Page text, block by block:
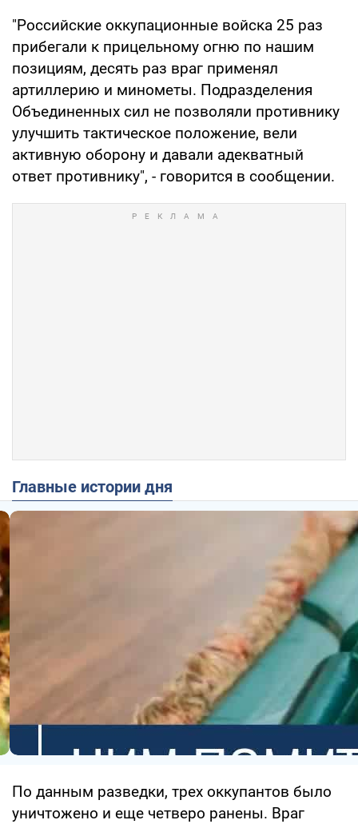
"Российские оккупационные войска 25 раз
прибегали к прицельному огню по нашим
позициям, десять раз враг применял
артиллерию и минометы. Подразделения
Объединенных сил не позволяли противнику
улучшить тактическое положение, вели
активную оборону и давали адекватный
ответ противнику", - говорится в сообщении.
Главные истории дня
По данным разведки, трех оккупантов было
уничтожено и еще четверо ранены. Враг